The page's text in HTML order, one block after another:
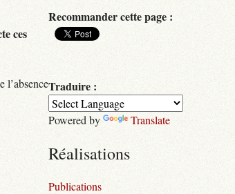
ces
l’absence
Recommander cette page :
Traduire :
Powered by Translate
Réalisations
Publications